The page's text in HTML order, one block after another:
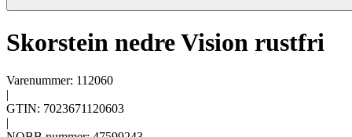
Skorstein nedre Vision rustfri
Varenummer: 112060
|
GTIN: 7023671120603
|